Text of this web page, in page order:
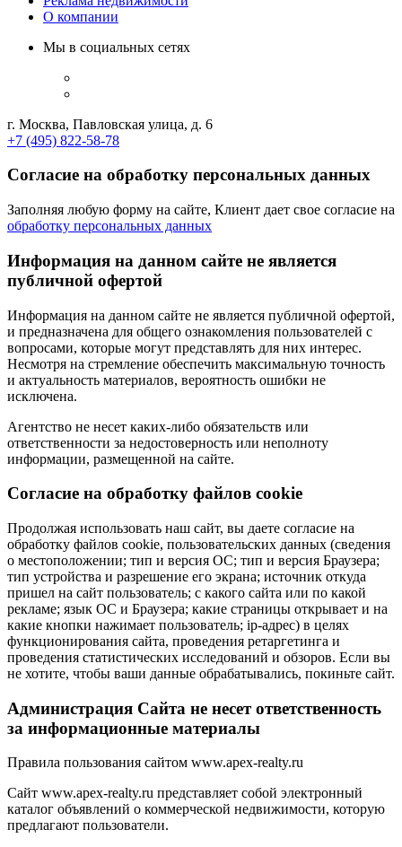
О компании
Мы в социальных сетях
г. Москва, Павловская улица, д. 6
+7 (495) 822-58-78
Согласие на обработку персональных данных
Заполняя любую форму на сайте, Клиент дает свое согласие на
обработку персональных данных
Информация на данном сайте не является
публичной офертой
Информация на данном сайте не является публичной офертой,
и предназначена для общего ознакомления пользователей с
вопросами, которые могут представлять для них интерес.
Несмотря на стремление обеспечить максимальную точность
и актуальность материалов, вероятность ошибки не
исключена.
Агентство не несет каких-либо обязательств или
ответственности за недостоверность или неполноту
информации, размещенной на сайте.
Cогласие на обработку файлов cookie
Продолжая использовать наш сайт, вы даете согласие на
обработку файлов cookie, пользовательских данных (сведения
о местоположении; тип и версия ОС; тип и версия Браузера;
тип устройства и разрешение его экрана; источник откуда
пришел на сайт пользователь; с какого сайта или по какой
рекламе; язык ОС и Браузера; какие страницы открывает и на
какие кнопки нажимает пользователь; ip-адрес) в целях
функционирования сайта, проведения ретаргетинга и
проведения статистических исследований и обзоров. Если вы
не хотите, чтобы ваши данные обрабатывались, покиньте сайт.
Администрация Сайта не несет ответственность
за информационные материалы
Правила пользования сайтом www.apex-realty.ru
Сайт www.apex-realty.ru представляет собой электронный
каталог объявлений о коммерческой недвижимости, которую
предлагают пользователи.